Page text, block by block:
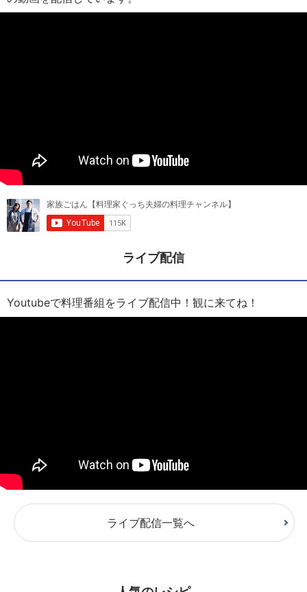
ライブ配信
Youtubeで料理番組をライブ配信中！観に来てね！
ライブ配信一覧へ